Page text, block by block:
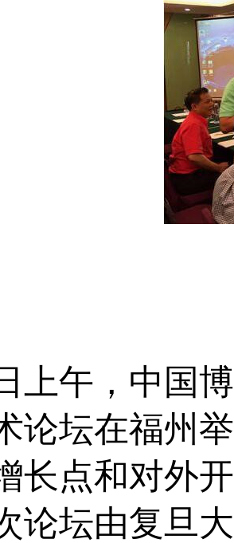
午，中国博
论坛在福州
长点和对外
坛由复旦大